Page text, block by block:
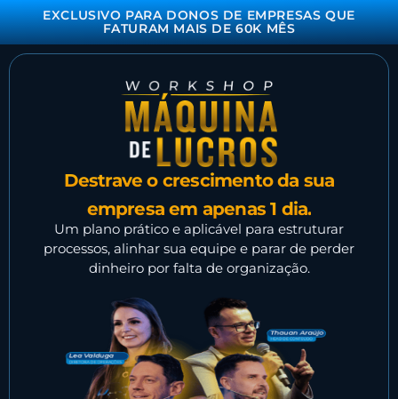
EXCLUSIVO PARA DONOS DE EMPRESAS QUE
FATURAM MAIS DE 60K MÊS
Destrave o crescimento da sua
empresa em apenas 1 dia.
Um plano prático e aplicável para estruturar
processos, alinhar sua equipe e parar de perder
dinheiro por falta de organização.